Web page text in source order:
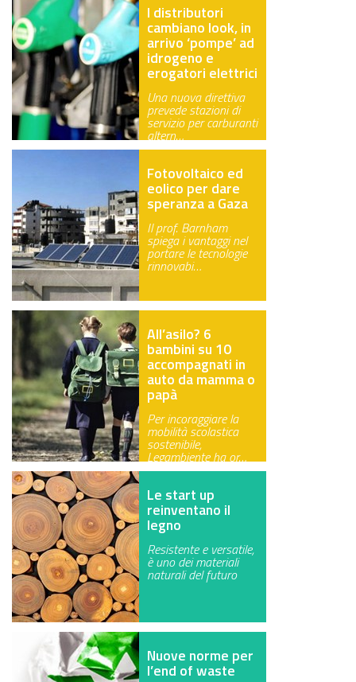
I distributori
cambiano look, in
arrivo ‘pompe’ ad
idrogeno e
erogatori elettrici
Una nuova direttiva
prevede stazioni di
servizio per carburanti
altern…
Fotovoltaico ed
eolico per dare
speranza a Gaza
Il prof. Barnham
spiega i vantaggi nel
portare le tecnologie
rinnovabi…
All’asilo? 6
bambini su 10
accompagnati in
auto da mamma o
papà
Per incoraggiare la
mobilità scolastica
sostenibile,
Legambiente ha or…
Le start up
reinventano il
legno
Resistente e versatile,
è uno dei materiali
naturali del futuro
Nuove norme per
l’end of waste